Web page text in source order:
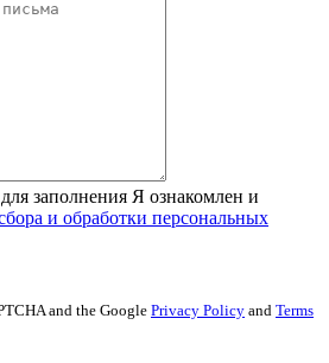
заполнения Я ознакомлен и
и обработки персональных
and the Google Privacy Policy and Terms